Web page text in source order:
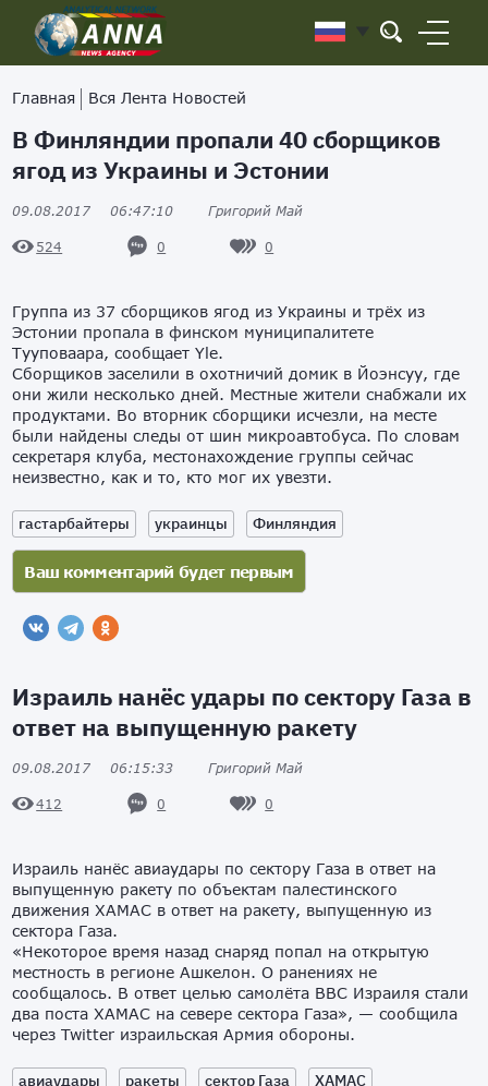
Главная Вся Лента Новостей
В Финляндии пропали 40 сборщиков
ягод из Украины и Эстонии
09.08.2017 06:47:10 Григорий Май
524 0 0
Группа из 37 сборщиков ягод из Украины и трёх из
Эстонии пропала в финском муниципалитете
Тууповаара, сообщает Yle.
Сборщиков заселили в охотничий домик в Йоэнсуу, где
они жили несколько дней. Местные жители снабжали их
продуктами. Во вторник сборщики исчезли, на месте
были найдены следы от шин микроавтобуса. По словам
секретаря клуба, местонахождение группы сейчас
неизвестно, как и то, кто мог их увезти.
гастарбайтеры украинцы Финляндия
Израиль нанёс удары по сектору Газа в
ответ на выпущенную ракету
09.08.2017 06:15:33 Григорий Май
412 0 0
Израиль нанёс авиаудары по сектору Газа в ответ на
выпущенную ракету по объектам палестинского
движения ХАМАС в ответ на ракету, выпущенную из
сектора Газа.
«Некоторое время назад снаряд попал на открытую
местность в регионе Ашкелон. О ранениях не
сообщалось. В ответ целью самолёта ВВС Израиля стали
два поста ХАМАС на севере сектора Газа», — сообщила
через Twitter израильская Армия обороны.
авиаудары ракеты сектор Газа ХАМАС